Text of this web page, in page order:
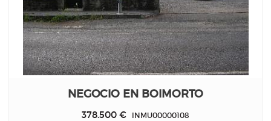
NEGOCIO EN BOIMORTO
378.500 € INMU00000108